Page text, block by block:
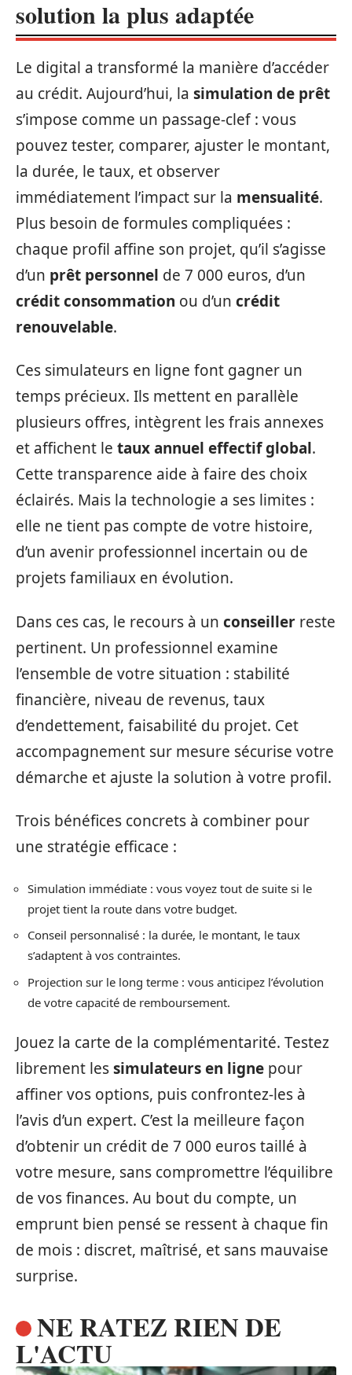
solution la plus adaptée
Le digital a transformé la manière d’accéder
au crédit. Aujourd’hui, la simulation de prêt
s’impose comme un passage-clef : vous
pouvez tester, comparer, ajuster le montant,
la durée, le taux, et observer
immédiatement l’impact sur la mensualité.
Plus besoin de formules compliquées :
chaque profil affine son projet, qu’il s’agisse
d’un prêt personnel de 7 000 euros, d’un
crédit consommation ou d’un crédit
renouvelable.
Ces simulateurs en ligne font gagner un
temps précieux. Ils mettent en parallèle
plusieurs offres, intègrent les frais annexes
et affichent le taux annuel effectif global.
Cette transparence aide à faire des choix
éclairés. Mais la technologie a ses limites :
elle ne tient pas compte de votre histoire,
d’un avenir professionnel incertain ou de
projets familiaux en évolution.
Dans ces cas, le recours à un conseiller reste
pertinent. Un professionnel examine
l’ensemble de votre situation : stabilité
financière, niveau de revenus, taux
d’endettement, faisabilité du projet. Cet
accompagnement sur mesure sécurise votre
démarche et ajuste la solution à votre profil.
Trois bénéfices concrets à combiner pour
une stratégie efficace :
Simulation immédiate : vous voyez tout de suite si le
projet tient la route dans votre budget.
Conseil personnalisé : la durée, le montant, le taux
s’adaptent à vos contraintes.
Projection sur le long terme : vous anticipez l’évolution
de votre capacité de remboursement.
Jouez la carte de la complémentarité. Testez
librement lessimulateurs en ligne pour
affiner vos options, puis confrontez-les à
l’avis d’un expert. C’est la meilleure façon
d’obtenir un crédit de 7 000 euros taillé à
votre mesure, sans compromettre l’équilibre
de vos finances. Au bout du compte, un
emprunt bien pensé se ressent à chaque fin
de mois : discret, maîtrisé, et sans mauvaise
surprise.
NE RATEZ RIEN DE
L'ACTU